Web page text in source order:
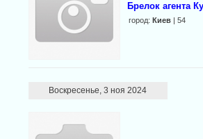
Брелок агента
город: Киев| 54
Воскресенье, 3 ноя 2024